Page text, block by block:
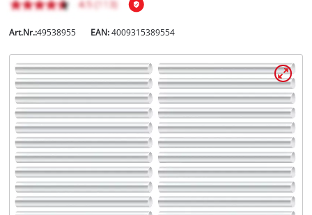
Deutsch
DEDeutsch
English
Italiano
Art.Nr.:49538955 EAN:4009315389554